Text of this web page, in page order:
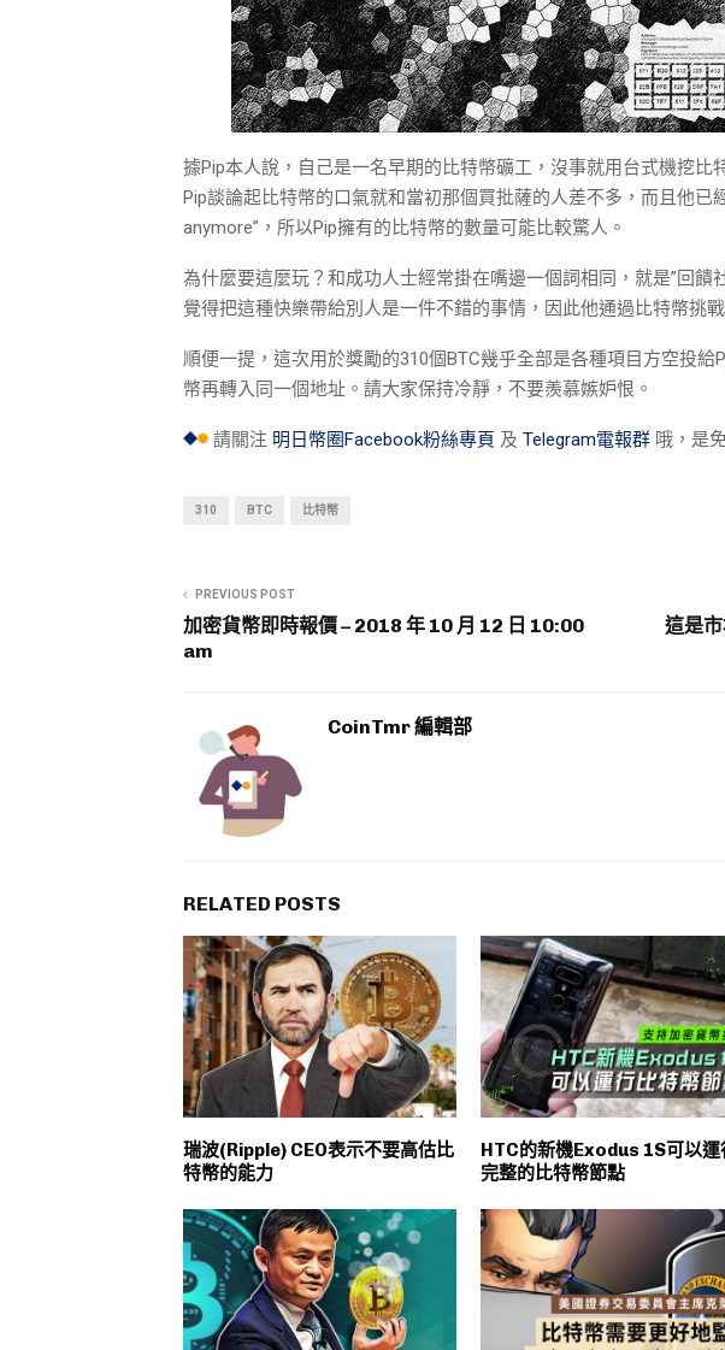
據Pip本人說，自己是一名早期的比特幣礦工，沒事就用台式機挖比
Pip談論起比特幣的口氣就和當初那個買批薩的人差不多，而且他已
anymore”，所以Pip擁有的比特幣的數量可能比較驚人。
為什麼要這麼玩？和成功人士經常掛在嘴邊一個詞相同，就是”回饋
覺得把這種快樂帶給別人是一件不錯的事情，因此他通過比特幣挑戰
順便一提，這次用於獎勵的310個BTC幾乎全部是各種項目方空投
幣再轉入同一個地址。請大家保持冷靜，不要羨慕嫉妒恨。
請關注 明日幣圈Facebook粉絲專頁 及 Telegram電報群 哦，是
310 BTC 比特幣
PREVIOUS POST
加密貨幣即時報價 – 2018 年 10 月 12 日 10:00
am
這是
CoinTmr 編輯部
RELATED POSTS
瑞波(Ripple) CEO表示不要高估比
特幣的能力
HTC的新機Exodus 1S可以運
完整的比特幣節點